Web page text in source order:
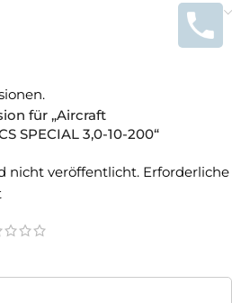
für „Aircraft
SPECIAL 3,0-10-200“
nicht veröffentlicht. Erforderliche